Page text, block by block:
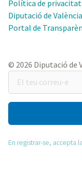
Política de privacitat
Diputació de València
Portal de
© 2026 Diputació de
El
teu
correu-
En registrar-se, accepta